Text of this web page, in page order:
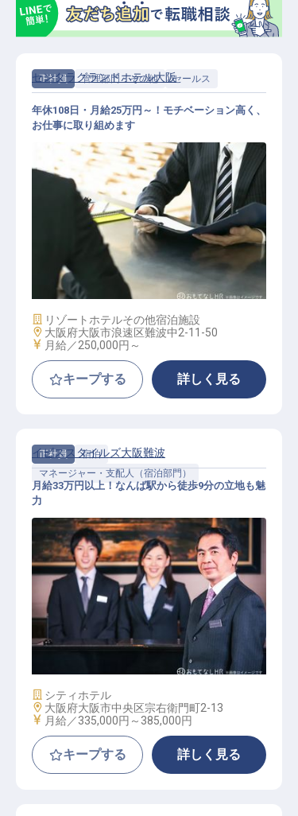
正社員 管理部門・その他 セールス
法人セールス
センタラグランドホテル大阪
年休108日・月給25万円～！モチベーション高く、
お仕事に取り組めます
施設業態
リゾートホテルその他宿泊施設
勤務地
大阪府大阪市浪速区難波中2-11-50
給与
月給／250,000円～
キープする 詳しく見る
正社員
宿泊
マネージャー・支配人（宿泊部門）
フロントオフィスマネージャー
イビススタイルズ大阪難波
月給33万円以上！なんば駅から徒歩9分の立地も魅
力
施設業態
シティホテル
勤務地
大阪府大阪市中央区宗右衛門町2-13
給与
月給／335,000円～ 385,000円
キープする 詳しく見る